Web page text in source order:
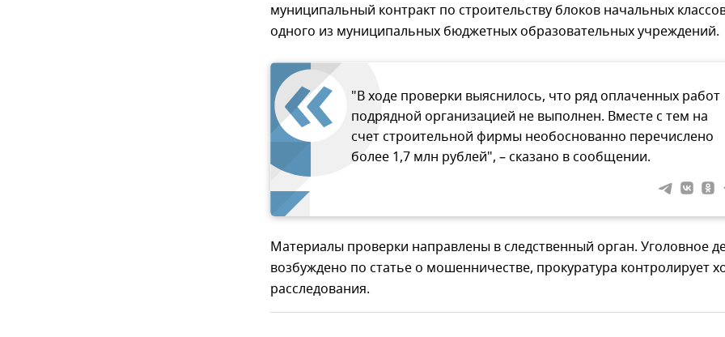
муниципальный контракт по строительству блоков начальных
одного из муниципальных бюджетных образовательных учреждений.
"В ходе проверки выяснилось, что ряд оплаченных работ
подрядной организацией не выполнен. Вместе с тем на
счет строительной фирмы необоснованно перечислено
более 1,7 млн рублей", – сказано в сообщении.
Материалы проверки направлены в следственный орган. Уголовное
возбуждено по статье о мошенничестве, прокуратура контролирует
расследования.